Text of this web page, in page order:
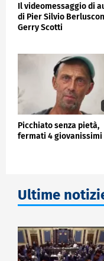
Il videomessaggio di
di Pier Silvio
Gerry Scotti
Picchiato senza pietà,
fermati 4 giovanissimi
Ultime